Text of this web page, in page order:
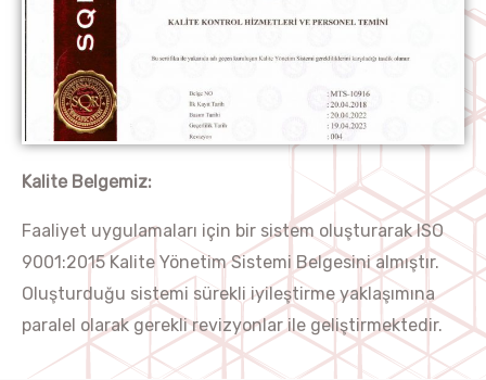
Kalite Belgemiz:
Faaliyet uygulamaları için bir sistem oluşturarak ISO
9001:2015 Kalite Yönetim Sistemi Belgesini almıştır.
Oluşturduğu sistemi sürekli iyileştirme yaklaşımına
paralel olarak gerekli revizyonlar ile geliştirmektedir.